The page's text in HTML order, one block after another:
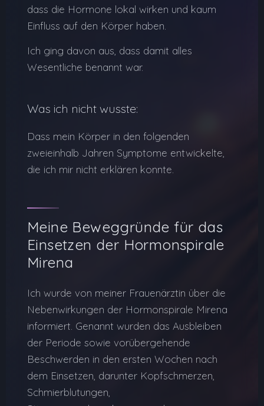
dass die Hormone lokal wirken und kaum
Einfluss auf den Körper haben.
Ich ging davon aus, dass damit alles
Wesentliche benannt war.
Was ich nicht wusste:
Dass mein Körper in den folgenden
zweieinhalb Jahren Symptome entwickelte,
die ich mir nicht erklären konnte.
Meine Beweggründe für das
Einsetzen der Hormonspirale
Mirena
Ich wurde von meiner Frauenärztin über die
Nebenwirkungen der Hormonspirale Mirena
informiert. Genannt wurden das Ausbleiben
der Periode sowie vorübergehende
Beschwerden in den ersten Wochen nach
dem Einsetzen, darunter Kopfschmerzen,
Schmierblutungen,